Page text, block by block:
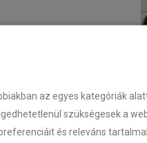
az egyes kategóriák
szükségesek a
és releváns